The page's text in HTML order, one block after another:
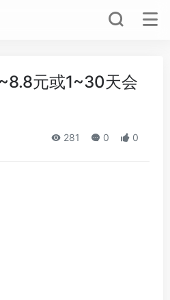
元或1~30天会
281 0 0